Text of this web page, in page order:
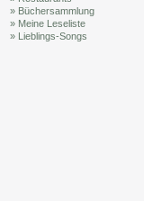
» Büchersammlung
» Meine Leseliste
» Lieblings-Songs